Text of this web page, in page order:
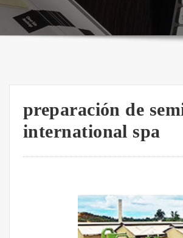
preparación de
international spa